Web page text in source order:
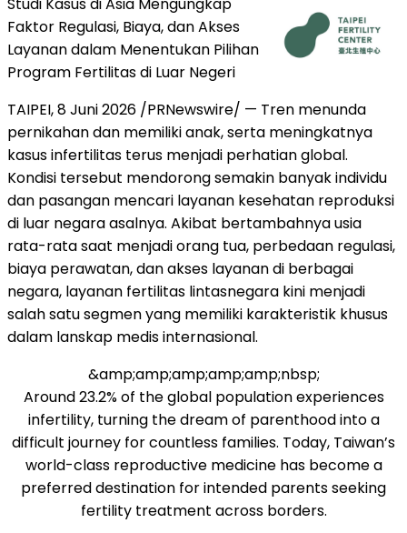
Faktor Regulasi, Biaya, dan Akses
Layanan dalam Menentukan Pilihan
Program Fertilitas di Luar Negeri
TAIPEI, 8 Juni 2026 /PRNewswire/ — Tren menunda
pernikahan dan memiliki anak, serta meningkatnya
kasus infertilitas terus menjadi perhatian global.
Kondisi tersebut mendorong semakin banyak individu
dan pasangan mencari layanan kesehatan reproduksi
di luar negara asalnya. Akibat bertambahnya usia
rata-rata saat menjadi orang tua, perbedaan regulasi,
biaya perawatan, dan akses layanan di berbagai
negara, layanan fertilitas lintasnegara kini menjadi
salah satu segmen yang memiliki karakteristik khusus
dalam lanskap medis internasional.
&amp;amp;amp;amp;amp;nbsp;
Around 23.2% of the global population experiences
infertility, turning the dream of parenthood into a
difficult journey for countless families. Today, Taiwan’s
world-class reproductive medicine has become a
preferred destination for intended parents seeking
fertility treatment across borders.